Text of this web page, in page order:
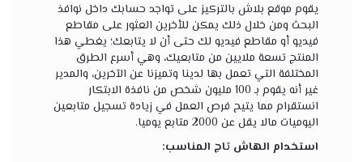
يقوم موقع بلاش بالتركيز على تواجد حسابك داخل نوافذ
البحث ومن خلال ذلك يمكن للأخرين العثور على مقاطع
فيديو أو مقاطع فيديو لك حتى أن لا يتابعك؛ يغطي هذا
المنتج تسعة ملايين من متابعيك، وهي أسرع الطرق
المختلفة التي تعمل بها لدينا وتميزنا عن الآخرين، والمدير
غير أنه يقوم بـ 100 مليون شخص من نافذة الابتكار
انستقرام مما يتيح فرص العمل في زيادة تسجيل متابعين
اليوميات مالا يقل عن 2000 متابع يوميا.
استخدام الهاش تاج المناسب: